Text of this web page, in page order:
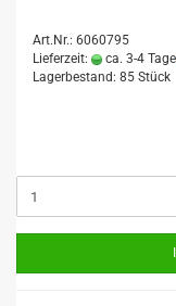
Art.Nr.: 6060795
Lieferzeit:
ca. 3-4 Tage
Lagerbestand: 85 Stück